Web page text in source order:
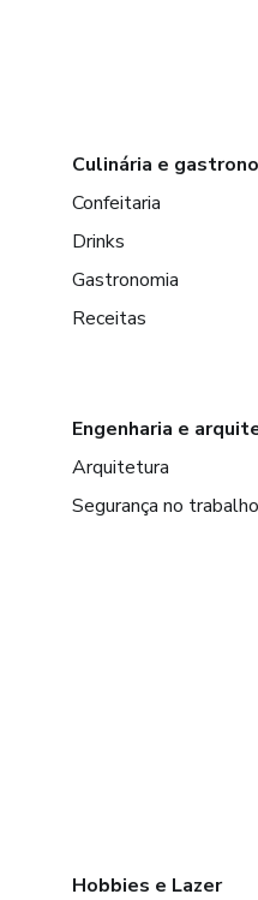
Culinária e
Confeitaria
Drinks
Gastronomia
Receitas
Engenharia e
Arquitetura
Segurança no trabalho
Hobbies e Lazer